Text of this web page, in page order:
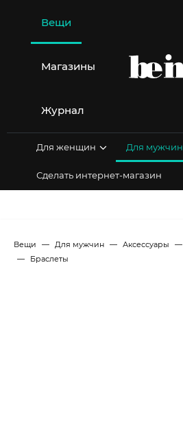
содержимому
Вещи
Магазины
Журнал
Для женщин Для мужчин
Сделать интернет-магазин
Вещи Для мужчин Аксессуары
Браслеты